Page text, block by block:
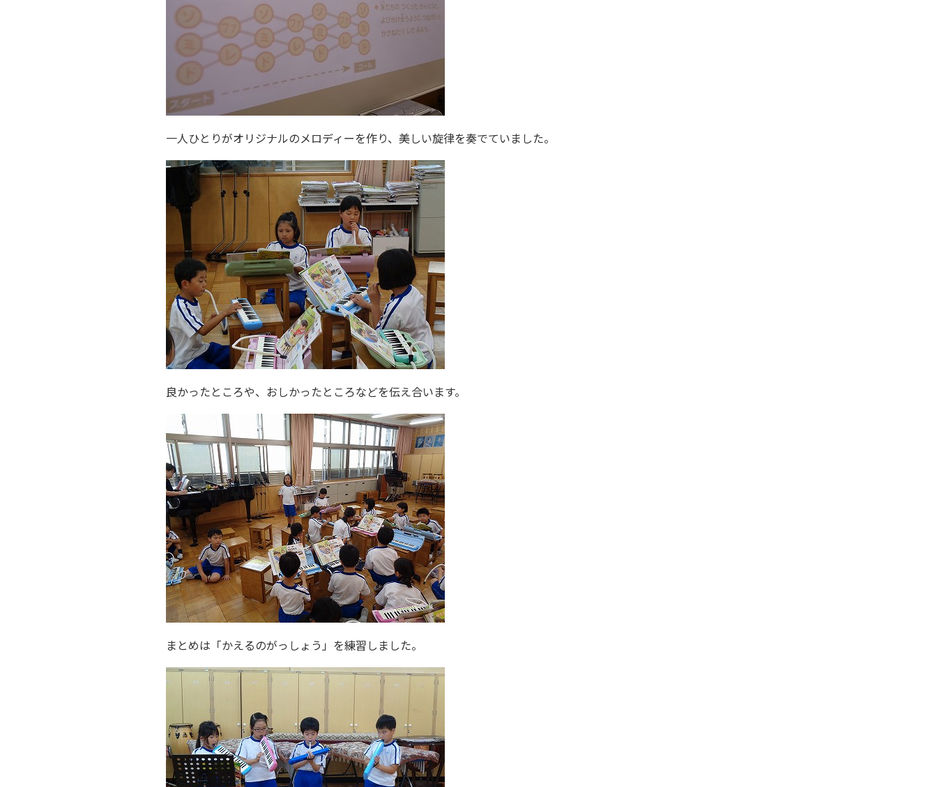
一人ひとりがオリジナルのメロディーを作り、美しい旋律を奏でていました。
良かったところや、おしかったところなどを伝え合います。
まとめは「かえるのがっしょう」を練習しました。